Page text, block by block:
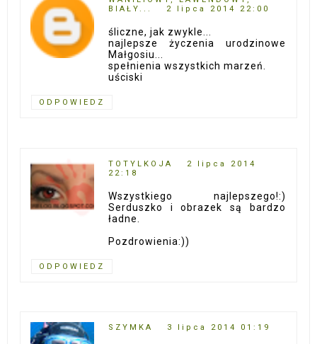
BIAŁY...
2 lipca 2014 22:00
śliczne, jak zwykle...
najlepsze życzenia urodzinowe
Małgosiu...
spełnienia wszystkich marzeń.
uściski
ODPOWIEDZ
TOTYLKOJA
2 lipca 2014
22:18
Wszystkiego najlepszego!:)
Serduszko i obrazek są bardzo
ładne.
Pozdrowienia:))
ODPOWIEDZ
SZYMKA 3 lipca 2014 01:19